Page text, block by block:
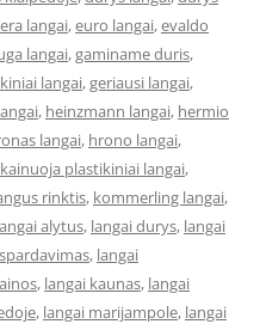
langai,euro langai,evaldo
langai,gaminame duris,
langai,geriausi langai,
, heinzmann langai, hermio
langai, hrono langai,
plastikiniai langai,
rinktis, kommerling langai,
alytus, langai durys, langai
, langai
, langai kaunas, langai
, langai marijampole, langai